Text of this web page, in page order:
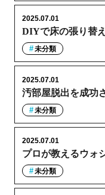
DIYで床の張り替
2025.07.01
未分類
汚部屋脱出を成功
2025.07.01
未分類
プロが教えるウォ
2025.07.01
未分類